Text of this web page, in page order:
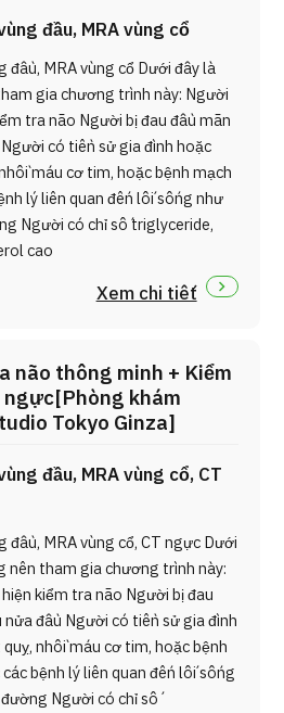
đầu, MRA vùng cổ
đầu, MRA vùng cổ Dưới đây là
gia chương trình này: Người
tra não Người bị đau đầu mãn
có tiền sử gia đình hoặc
máu cơ tim, hoặc bệnh mạch
lý liên quan đến lối sống như
Người có chỉ số triglyceride,
cao
Xem chi tiết
não thông minh + Kiểm
ngực[Phòng khám
Tokyo Ginza]
đầu, MRA vùng cổ, CT
đầu, MRA vùng cổ, CT ngực Dưới
nên tham gia chương trình này:
kiểm tra não Người bị đau
đầu Người có tiền sử gia đình
nhồi máu cơ tim, hoặc bệnh
bệnh lý liên quan đến lối sống
Người có chỉ số